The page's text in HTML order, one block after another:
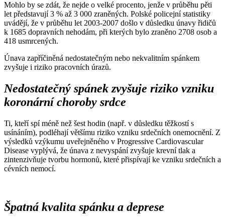
Mohlo by se zdát, že nejde o velké procento, jenže v průběhu pěti
let představují 3 % až 3 000 zraněných. Polské policejní statistiky
uvádějí, že v průběhu let 2003-2007 došlo v důsledku únavy řidičů
k 1685 dopravních nehodám, při kterých bylo zraněno 2708 osob a
418 usmrcených.
Únava zapříčiněná nedostatečným nebo nekvalitním spánkem
zvyšuje i riziko pracovních úrazů.
Nedostatečný spánek zvyšuje riziko vzniku
koronární choroby srdce
Ti, kteří spí méně než šest hodin (např. v důsledku těžkostí s
usínáním), podléhají většímu riziko vzniku srdečních onemocnění. Z
výsledků vzýkumu uveřejněného v Progressive Cardiovascular
Disease vyplývá, že únava z nevyspání zvyšuje krevní tlak a
zintenzivňuje tvorbu hormonů, které přispívají ke vzniku srdečních a
cévních nemocí.
Špatná kvalita spánku a deprese